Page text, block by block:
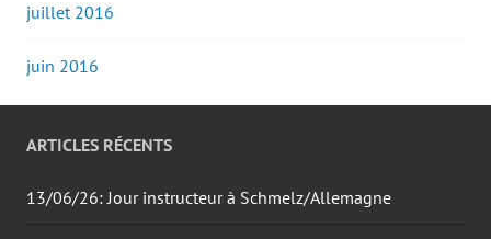
juillet 2016
juin 2016
ARTICLES RÉCENTS
13/06/26: Jour instructeur à Schmelz/Allemagne